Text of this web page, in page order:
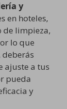
y
en hoteles,
de limpieza,
lo que
ajuste a tus
pueda
y